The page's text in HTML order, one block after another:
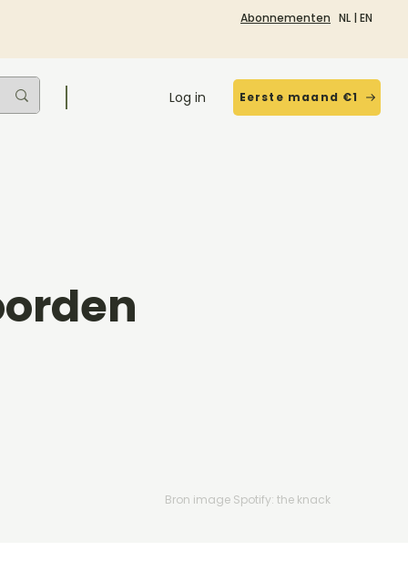
Abonnementen NL | EN
Log in Eerste maand €1
Bron image Spotify: the knack